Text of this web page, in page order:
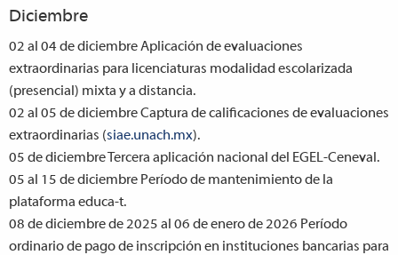
Diciembre
02 al 04 de diciembreAplicación de evaluaciones
extraordinarias para licenciaturas modalidad escolarizada
(presencial) mixta y a distancia.
02 al 05 de diciembreCaptura de calificaciones de evaluaciones
extraordinarias (siae.unach.mx).
05 de diciembreTercera aplicación nacional del EGEL-Ceneval.
05 al 15 de diciembre Período de mantenimiento de la
plataforma educa-t.
08 de diciembre de 2025 al 06 de enero de 2026 Período
ordinario de pago de inscripción en instituciones bancarias para